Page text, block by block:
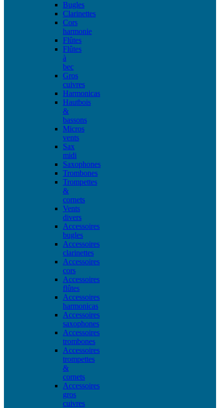
Bugles
Clarinettes
Cors
harmonie
Flûtes
Flûtes
à
bec
Gros
cuivres
Harmonicas
Hautbois
&
bassons
Micros
vents
Sax
midi
Saxophones
Trombones
Trompettes
&
cornets
Vents
divers
Accessoires
bugles
Accessoires
clarinettes
Accessoires
cors
Accessoires
flûtes
Accessoires
harmonicas
Accessoires
saxophones
Accessoires
trombones
Accessoires
trompettes
&
cornets
Accessoires
gros
cuivres